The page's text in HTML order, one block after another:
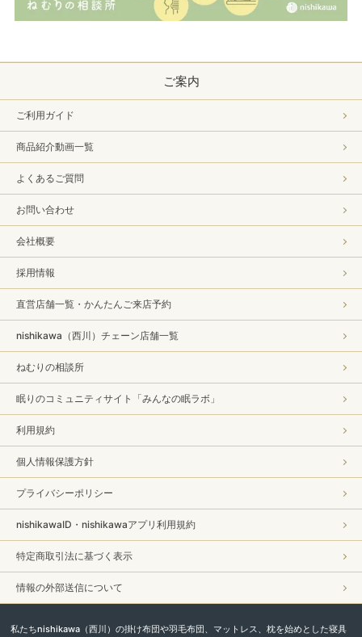
ご案内
ご利用ガイド
商品紹介動画一覧
よくあるご質問
お問い合わせ
会社概要
採用情報
直営店舗一覧・かんたんご来店予約
nishikawa（西川）チェーン店舗一覧
ねむりの相談所
眠りのコミュニティサイト「みんなの眠ラボ」
利用規約
個人情報保護方針
プライバシーポリシー
nishikawaID・nishikawaアプリ利用規約
特定商取引法に基づく表示
情報の外部送信について
私たちnishikawa（西川）の掛け布団や羽毛布団、マットレス、枕を始めとした寝具